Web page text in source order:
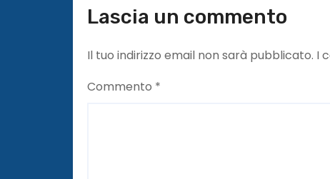
l
i
Lascia un commento
Il tuo indirizzo email non sarà pubblicato. I
Commento *